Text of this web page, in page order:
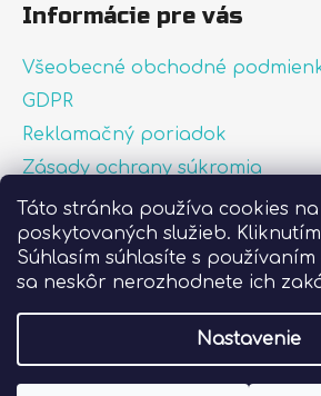
Táto stránka používa cookies
poskytovaných služieb.
Súhlasím súhlasíte s
sa neskôr nerozhodnete ich
Nastavenie
Informácie pre vás
Všeobecné obchodné
GDPR
Reklamačný poriadok
Zásady ochrany súkromia
Zásady používania súborov
O nás
FAQ
Vytvoril